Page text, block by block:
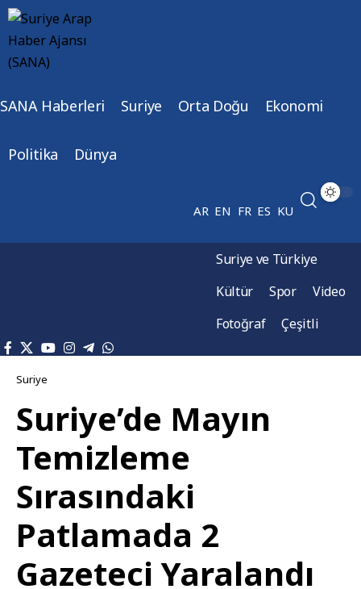
SANA Haberleri Suriye Orta Doğu Ekonomi
Politika Dünya
AR EN FR ES KU
Suriye ve Türkiye
Kültür
Spor
Video
Fotoğraf
Çeşitli
Suriye
Suriye’de Mayın
Temizleme
Sırasındaki
Patlamada 2
Gazeteci Yaralandı